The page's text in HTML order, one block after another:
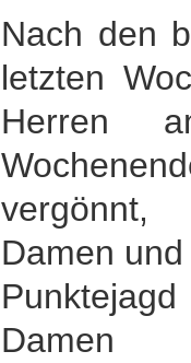
Nach den
letzten
Herren
Damen